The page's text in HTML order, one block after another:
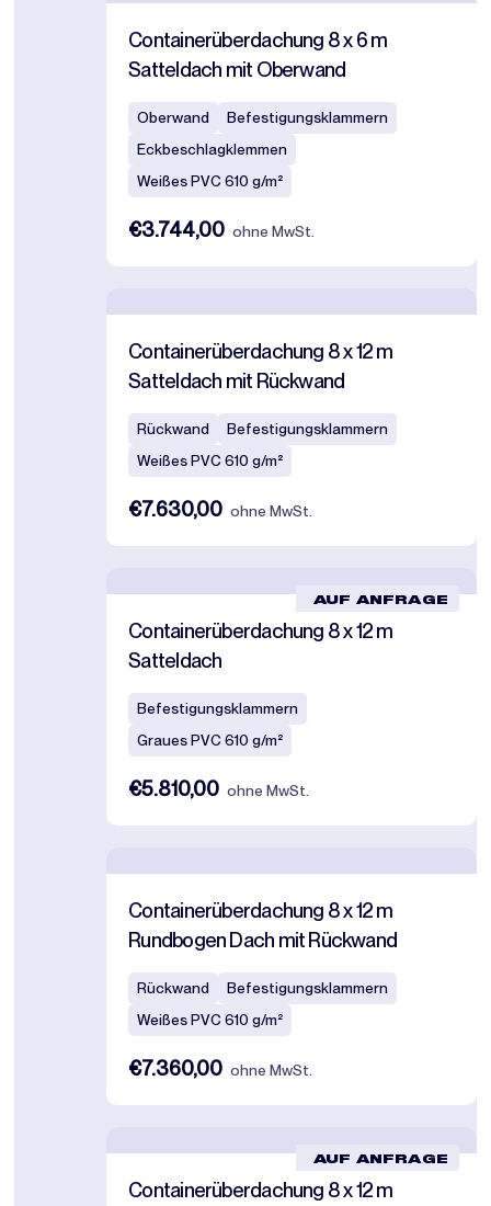
Containerüberdachung 8 x 6 m
Satteldach mit Oberwand
Oberwand
Befestigungsklammern
Eckbeschlagklemmen
Weißes PVC 610 g/m²
€3.744,00 ohne MwSt.
Containerüberdachung 8 x 12 m
Satteldach mit Rückwand
Rückwand
Befestigungsklammern
Weißes PVC 610 g/m²
€7.630,00 ohne MwSt.
AUF ANFRAGE
Containerüberdachung 8 x 12 m
Satteldach
Befestigungsklammern
Graues PVC 610 g/m²
€5.810,00 ohne MwSt.
Containerüberdachung 8 x 12 m
Rundbogen Dach mit Rückwand
Rückwand
Befestigungsklammern
Weißes PVC 610 g/m²
€7.360,00 ohne MwSt.
AUF ANFRAGE
Containerüberdachung 8 x 12 m